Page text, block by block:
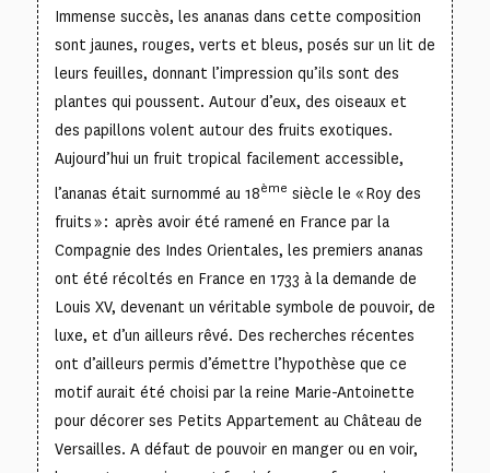
Immense succès, les ananas dans cette composition
sont jaunes, rouges, verts et bleus, posés sur un lit de
leurs feuilles, donnant l’impression qu’ils sont des
plantes qui poussent. Autour d’eux, des oiseaux et
des papillons volent autour des fruits exotiques.
Aujourd’hui un fruit tropical facilement accessible,
l’ananas était surnommé au 18ème siècle le « Roy des
fruits » : après avoir été ramené en France par la
Compagnie des Indes Orientales, les premiers ananas
ont été récoltés en France en 1733 à la demande de
Louis XV, devenant un véritable symbole de pouvoir, de
luxe, et d’un ailleurs rêvé. Des recherches récentes
ont d’ailleurs permis d’émettre l’hypothèse que ce
motif aurait été choisi par la reine Marie-Antoinette
pour décorer ses Petits Appartement au Château de
Versailles. A défaut de pouvoir en manger ou en voir,